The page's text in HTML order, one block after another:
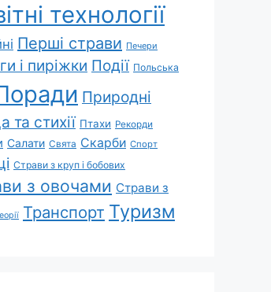
технології
Перші страви Печери
і пиріжки Події Польська
Природні
та стихії Птахи Рекорди
Салати Свята Скарби Спорт
Страви з круп і бобових
з овочами Страви з
Транспорт Туризм